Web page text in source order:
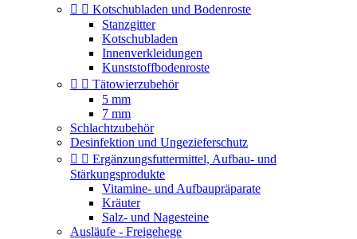
  Kotschubladen und Bodenroste
Stanzgitter
Kotschubladen
Innenverkleidungen
Kunststoffbodenroste
  Tätowierzubehör
5 mm
7 mm
Schlachtzubehör
Desinfektion und Ungezieferschutz
  Ergänzungsfuttermittel, Aufbau- und
Stärkungsprodukte
Vitamine- und Aufbaupräparate
Kräuter
Salz- und Nagesteine
Ausläufe - Freigehege